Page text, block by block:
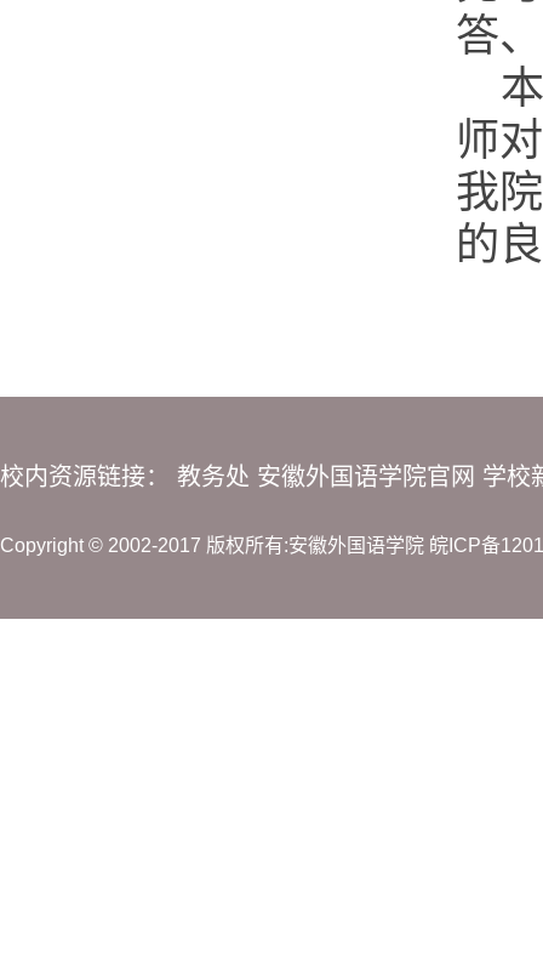
答
师
我
的
校内资源链接： 教务处 安徽外国语学院官网 学校
Copyright © 2002-2017 版权所有:安徽外国语学院 皖ICP备